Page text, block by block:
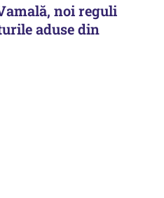
noi reguli
aduse din